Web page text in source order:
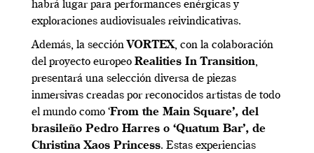
habrá lugar para performances enérgicas y
exploraciones audiovisuales reivindicativas.
Además, la sección VORTEX, con la colaboración
del proyecto europeo Realities In Transition,
presentará una selección diversa de piezas
inmersivas creadas por reconocidos artistas de todo
el mundo como ‘From the Main Square’, del
brasileño Pedro Harres o ‘Quatum Bar’, de
Christina Xaos Princess. Estas experiencias